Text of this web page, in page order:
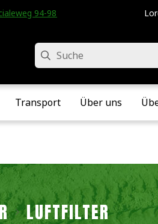
94-98 • Velddriel • Die
Suche
Transport Über uns
LUFTFILTER